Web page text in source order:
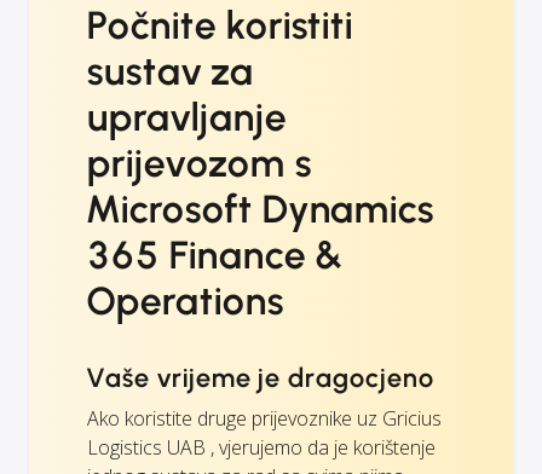
Počnite koristiti
sustav za
upravljanje
prijevozom s
Microsoft Dynamics
365 Finance &
Operations
Vaše vrijeme je dragocjeno
Ako koristite druge prijevoznike uz Gricius
Logistics UAB , vjerujemo da je korištenje